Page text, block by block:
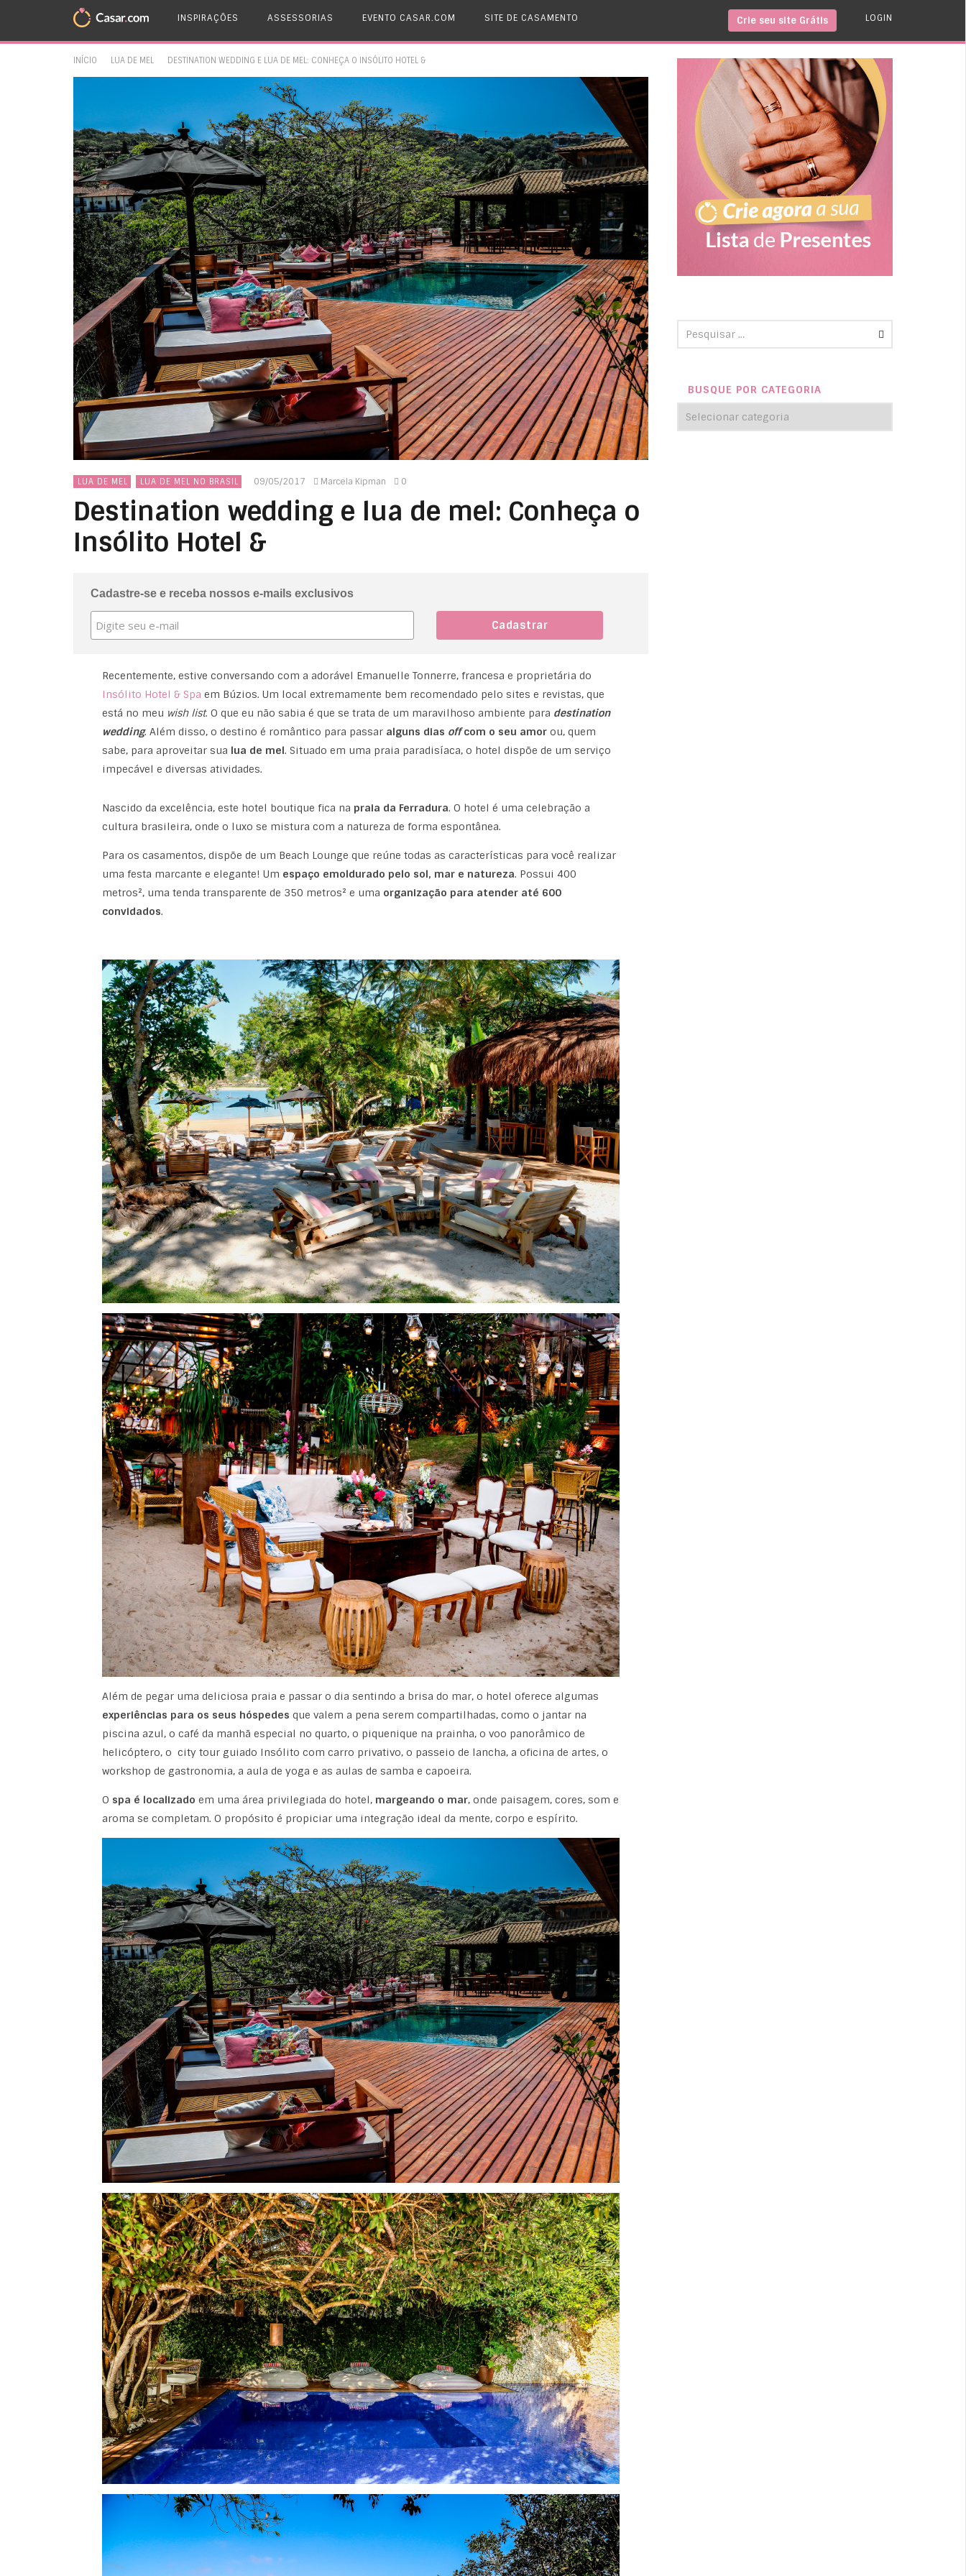
INSPIRAÇÕES ASSESSORIAS EVENTO CASAR.COM SITE DE CASAMENTO LOGIN
Crie seu site Grátis
INÍCIO LUA DE MEL DESTINATION WEDDING E LUA DE MEL: CONHEÇA O INSÓLITO HOTEL &
LUA DE MEL LUA DE MEL NO BRASIL 09/05/2017 Marcela Kipman 0
Destination wedding e lua de mel: Conheça o
Insólito Hotel &
Cadastre-se e receba nossos e-mails exclusivos
Recentemente, estive conversando com a adorável Emanuelle Tonnerre, francesa e proprietária do
Insólito Hotel & Spa em Búzios. Um local extremamente bem recomendado pelo sites e revistas, que
está no meu wish list. O que eu não sabia é que se trata de um maravilhoso ambiente para destination
wedding. Além disso, o destino é romântico para passar alguns dias offcom o seu amorou, quem
sabe, para aproveitar sua lua de mel. Situado em uma praia paradisíaca, o hotel dispõe de um serviço
impecável e diversas atividades.
Nascido da excelência, este hotel boutique fica na praia da Ferradura. O hotel é uma celebração a
cultura brasileira, onde o luxo se mistura com a natureza de forma espontânea.
Para os casamentos, dispõe de um Beach Lounge que reúne todas as características para você realizar
uma festa marcante e elegante! Um espaço emoldurado pelo sol, mar e natureza. Possui 400
metros², uma tenda transparente de 350 metros² e uma organização para atender até 600
convidados.
Além de pegar uma deliciosa praia e passar o dia sentindo a brisa do mar, o hotel oferece algumas
experiências para os seus hóspedes que valem a pena serem compartilhadas, como o jantar na
piscina azul, o café da manhã especial no quarto, o piquenique na prainha, o voo panorâmico de
helicóptero, o city tour guiado Insólito com carro privativo, o passeio de lancha, a oficina de artes, o
workshop de gastronomia, a aula de yoga e as aulas de samba e capoeira.
O spa é localizado em uma área privilegiada do hotel, margeando o mar, onde paisagem, cores, som e
aroma se completam. O propósito é propiciar uma integração ideal da mente, corpo e espírito.
BUSQUE POR CATEGORIA